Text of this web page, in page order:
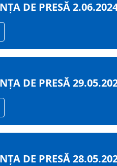
DE PRESĂ
DE PRESĂ
DE PRESĂ